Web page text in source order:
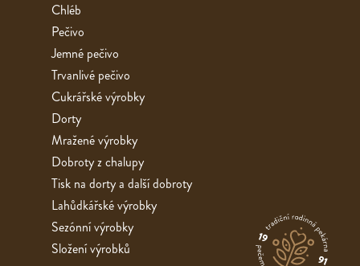
Chléb
Pečivo
Jemné pečivo
Trvanlivé pečivo
Cukrářské výrobky
Dorty
Mražené výrobky
Dobroty z chalupy
Tisk na dorty a další dobroty
Lahůdkářské výrobky
Sezónní výrobky
Složení výrobků